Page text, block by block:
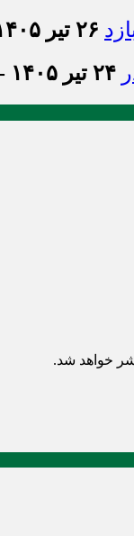
۲۶ تیر ۱۴۰۵ - ۱۹:۵۰
۲۴ تیر ۱۴۰۵ - ۰:۵۲
خواهد شد.